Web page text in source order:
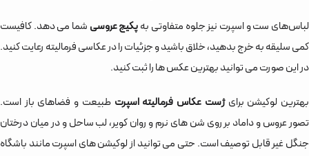
لباس‌های ست و اسپرت نیز جلوه متفاوتی بهپکیج عروسی شما می دهد. کافیست
کمی سلیقه به خرج بدهید، خلاق باشید و جزئیات را در عکاسی فرمالیته رعایت کنید.
در این صورت می توانید بهترین عکس ها را ثبت کنید.
بهترین لوکیشن برایژست عکاس فرمالیته اسپرت طبیعت و فضاهای باز است.
تصور عروس و داماد بر روی شن های نرم و روان کویر، لب ساحل و در میان درختان
جنگل غیر قابل توصیف است. حتی می توانید از لوکیشن های اسپرت مانند باشگاه